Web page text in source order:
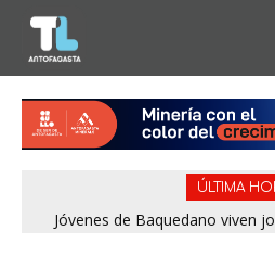
ÚLTIMA
Jóvenes de Baquedano viven